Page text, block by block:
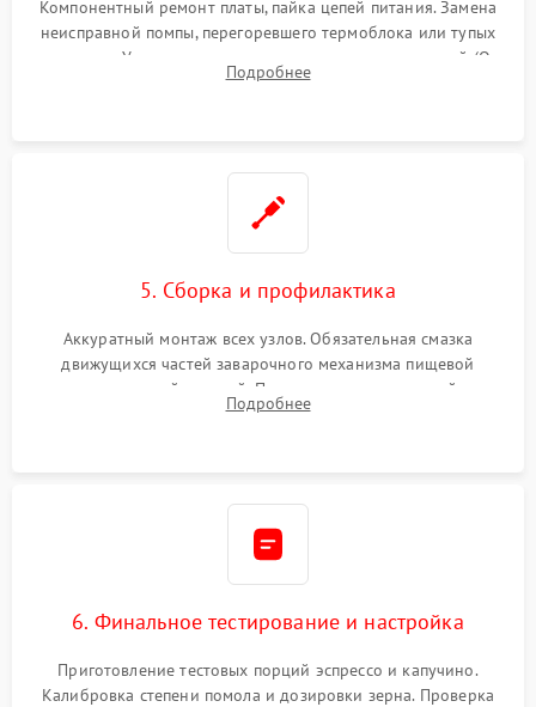
Компонентный ремонт платы, пайка цепей питания. Замена
неисправной помпы, перегоревшего термоблока или тупых
жерновов. Установка новых силиконовых уплотнителей (O-
ring) и тефлоновых трубок для надежного устранения
Подробнее
5. Сборка и профилактика
Аккуратный монтаж всех узлов. Обязательная смазка
движущихся частей заварочного механизма пищевой
силиконовой смазкой. Проведение программной
декальцинации и очистки системы от кофейных масел.
Подробнее
6. Финальное тестирование и настройка
Приготовление тестовых порций эспрессо и капучино.
Калибровка степени помола и дозировки зерна. Проверка